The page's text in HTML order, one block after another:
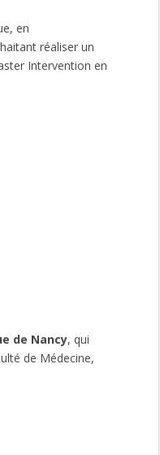
en
réaliser un
Intervention en
de Nancy, qui
de Médecine,